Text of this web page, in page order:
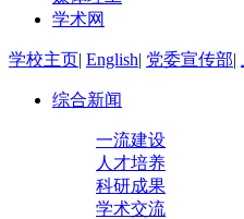
学术网
学校主页| English| 党委宣传部|
综合新闻
一流建设
人才培养
科研成果
学术交流